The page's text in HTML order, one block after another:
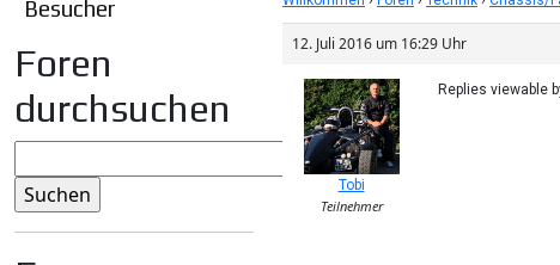
Besucher
Foren
durchsuchen
12. Juli 2016 um 16:29 Uhr
Tobi
Teilnehmer
Replies viewable